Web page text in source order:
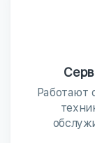
Работают